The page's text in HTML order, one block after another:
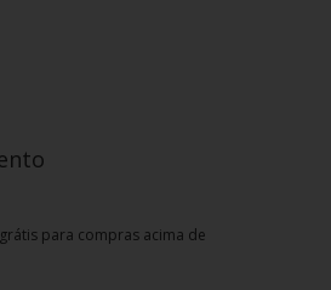
para compras acima de